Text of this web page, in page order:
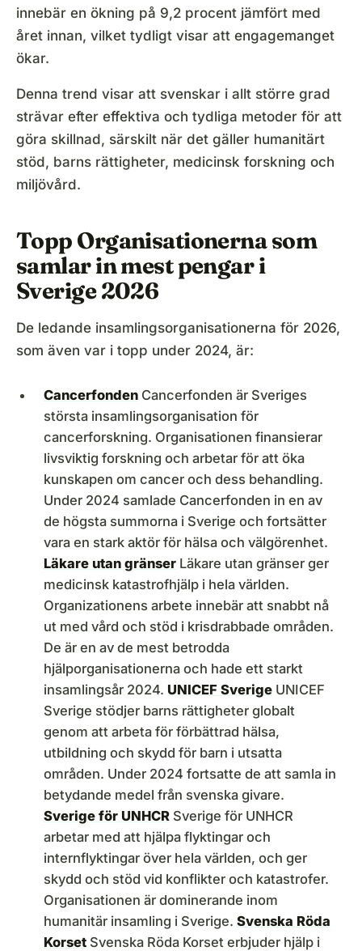
innebär en ökning på 9,2 procent jämfört med
året innan, vilket tydligt visar att engagemanget
ökar.
Denna trend visar att svenskar i allt större grad
strävar efter effektiva och tydliga metoder för att
göra skillnad, särskilt när det gäller humanitärt
stöd, barns rättigheter, medicinsk forskning och
miljövård.
Topp Organisationerna som
samlar in mest pengar i
Sverige 2026
De ledande insamlingsorganisationerna för 2026,
som även var i topp under 2024, är:
Cancerfonden Cancerfonden är Sveriges
största insamlingsorganisation för
cancerforskning. Organisationen finansierar
livsviktig forskning och arbetar för att öka
kunskapen om cancer och dess behandling.
Under 2024 samlade Cancerfonden in en av
de högsta summorna i Sverige och fortsätter
vara en stark aktör för hälsa och välgörenhet.
Läkare utan gränser Läkare utan gränser ger
medicinsk katastrofhjälp i hela världen.
Organizationens arbete innebär att snabbt nå
ut med vård och stöd i krisdrabbade områden.
De är en av de mest betrodda
hjälporganisationerna och hade ett starkt
insamlingsår 2024. UNICEF Sverige UNICEF
Sverige stödjer barns rättigheter globalt
genom att arbeta för förbättrad hälsa,
utbildning och skydd för barn i utsatta
områden. Under 2024 fortsatte de att samla in
betydande medel från svenska givare.
Sverige för UNHCR Sverige för UNHCR
arbetar med att hjälpa flyktingar och
internflyktingar över hela världen, och ger
skydd och stöd vid konflikter och katastrofer.
Organisationen är dominerande inom
humanitär insamling i Sverige. Svenska Röda
Korset Svenska Röda Korset erbjuder hjälp i